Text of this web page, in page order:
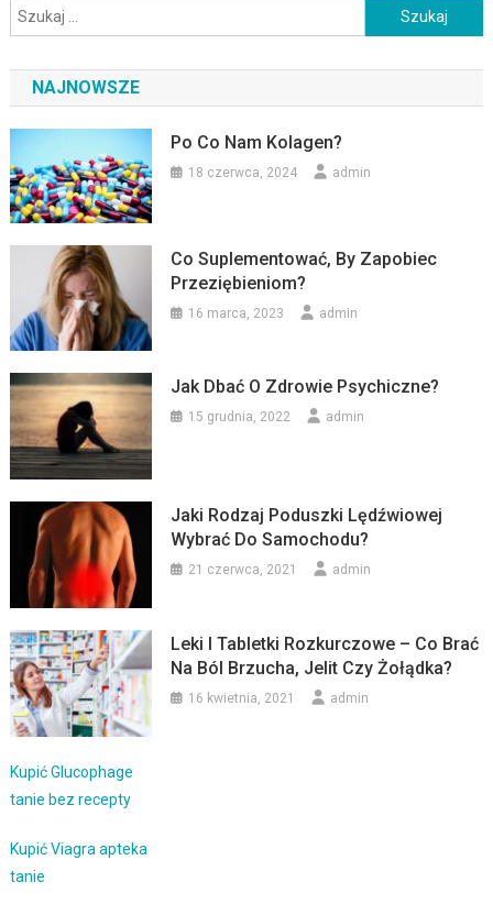
Szukaj:
NAJNOWSZE
Po Co Nam Kolagen?
18 czerwca, 2024 admin
Co Suplementować, By Zapobiec
Przeziębieniom?
16 marca, 2023 admin
Jak Dbać O Zdrowie Psychiczne?
15 grudnia, 2022 admin
Jaki Rodzaj Poduszki Lędźwiowej
Wybrać Do Samochodu?
21 czerwca, 2021 admin
Leki I Tabletki Rozkurczowe – Co Brać
Na Ból Brzucha, Jelit Czy Żołądka?
16 kwietnia, 2021 admin
Kupić Glucophage
tanie bez recepty
Kupić Viagra apteka
tanie